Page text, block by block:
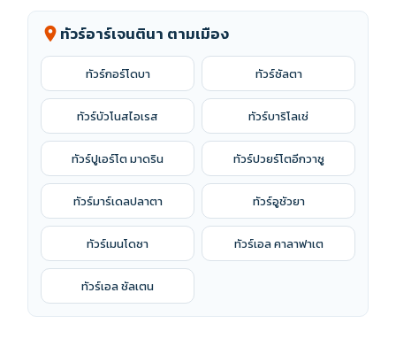
location_on ทัวร์อาร์เจนตินา ตามเมือง
ทัวร์กอร์โดบา ทัวร์ซัลตา
ทัวร์บัวโนสไอเรส ทัวร์บาริโลเช่
ทัวร์ปูเอร์โต มาดริน ทัวร์ปวยร์โตอีกวาซู
ทัวร์มาร์เดลปลาตา ทัวร์อูชัวยา
ทัวร์เมนโดซา ทัวร์เอล คาลาฟาเต
ทัวร์เอล ชัลเตน